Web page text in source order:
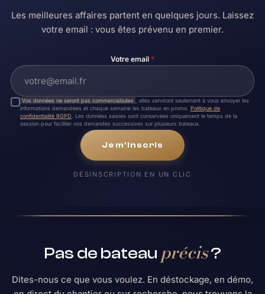
Les meilleures affaires partent en quelques jours. Laissez
votre email : vous êtes prévenu en premier.
Votre email *
Vos données ne seront pas commercialisées
, elles serviront seulement à vous envoyer les
informations demandées et chaque semaine les bateaux en promo. Politique de
confidentialité RGPD . Les données saisies sont conservées uniquement le temps de la
session pour faciliter vos demandes successives sur plusieurs bateaux.
Je m'inscris
DÉSINSCRIPTION EN UN CLIC
Pas de bateau précis?
Dites-nous ce que vous voulez. En déstockage, en démo,